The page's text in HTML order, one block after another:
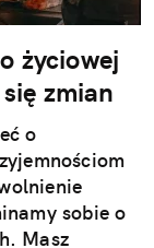
życiowej
zmian
o
sobie o
Masz